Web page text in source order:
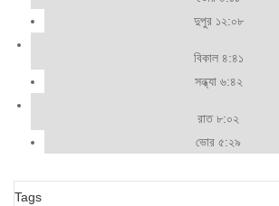
দুপুর ১২:০৮
বিকাল ৪:৪১
সন্ধ্যা ৬:৪২
রাত ৮:০২
ভোর ৫:২৯
Tags